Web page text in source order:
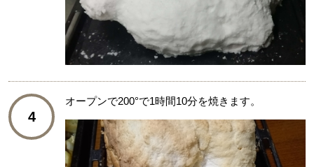
4
オープンで200°で1時間10分を焼きます。